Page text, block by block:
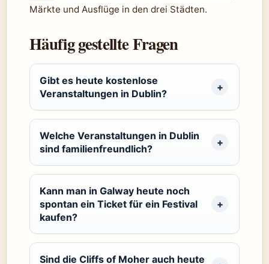
Märkte und Ausflüge in den drei Städten.
Häufig gestellte Fragen
Gibt es heute kostenlose
Veranstaltungen in Dublin?
Welche Veranstaltungen in Dublin
sind familienfreundlich?
Kann man in Galway heute noch
spontan ein Ticket für ein Festival
kaufen?
Sind die Cliffs of Moher auch heute